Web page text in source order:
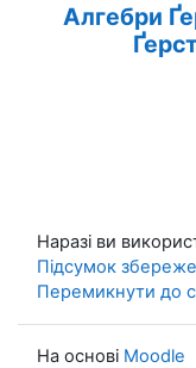
Алгебри
Наразі ви
Підсумок
Перемикнути до
На основі Moodle